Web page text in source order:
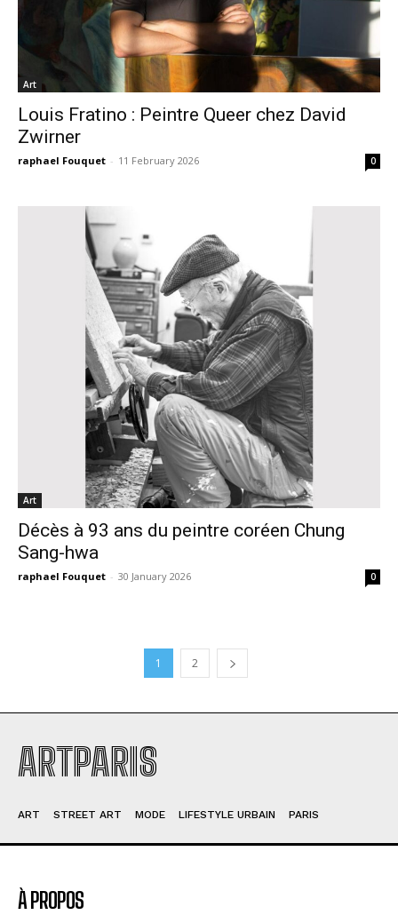
Art
Louis Fratino : Peintre Queer chez David
Zwirner
raphael Fouquet - 11 February 2026 0
Art
Décès à 93 ans du peintre coréen Chung
Sang-hwa
raphael Fouquet - 30 January 2026 0
1 2
ARTPARIS
ART STREET ART MODE LIFESTYLE URBAIN PARIS
À PROPOS